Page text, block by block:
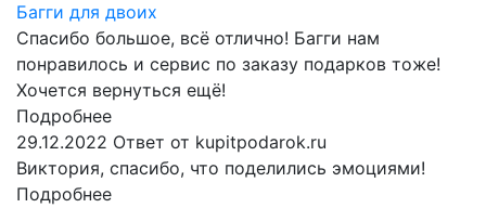
Багги для двоих
Спасибо большое, всё отлично! Багги нам
понравилось и сервис по заказу подарков тоже!
Хочется вернуться ещё!
Подробнее
29.12.2022 Ответ от kupitpodarok.ru
Виктория, спасибо, что поделились эмоциями!
Подробнее